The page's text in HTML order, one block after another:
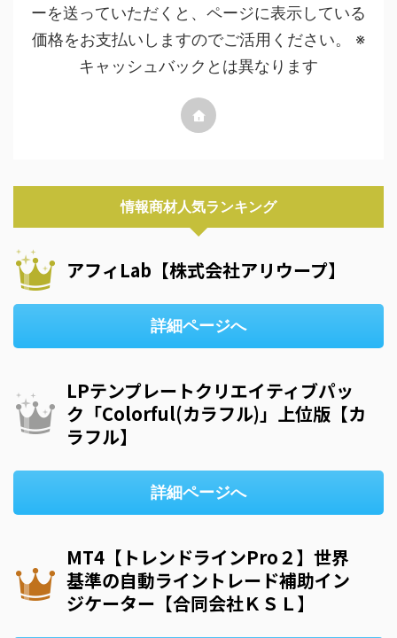
ーを送っていただくと、ページに表示している
価格をお支払いしますのでご活用ください。 ※
キャッシュバックとは異なります
情報商材人気ランキング
アフィLab【株式会社アリウープ】
詳細ページへ
LPテンプレートクリエイティブパッ
ク「Colorful(カラフル)」上位版【カ
ラフル】
詳細ページへ
MT4【トレンドラインPro２】世界
基準の自動ライントレード補助イン
ジケーター【合同会社ＫＳＬ】